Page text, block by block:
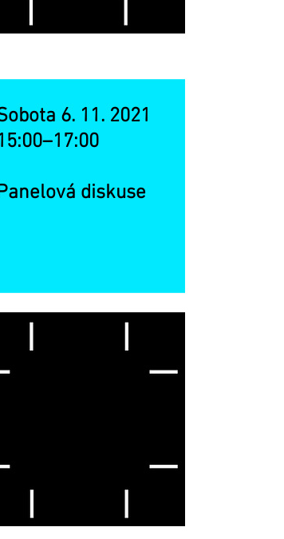
6. 11. 2021
diskuse